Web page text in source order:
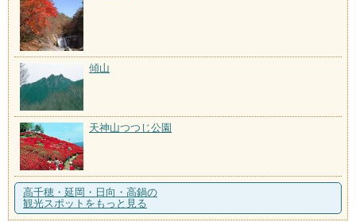
傾山
天神山つつじ公園
高千穂・延岡・日向・高鍋の
観光スポットをもっと見る